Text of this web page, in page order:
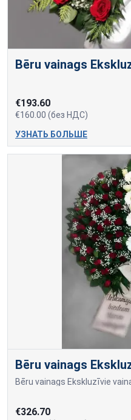
Bēru vainags
€193.60
€160.00 (без НДС)
УЗНАТЬ БОЛЬШЕ
Bēru vainags
Bēru vainags Ekskluzīvie
€326.70